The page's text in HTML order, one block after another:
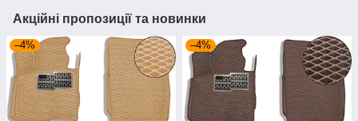
Акційні пропозиції та новинки
–4% –4%